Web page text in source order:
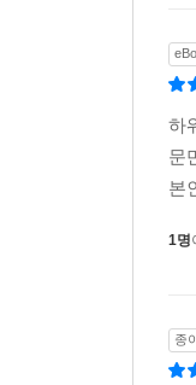
해석
자신
세상
자양
또한
그들
하
문
본
1명
종